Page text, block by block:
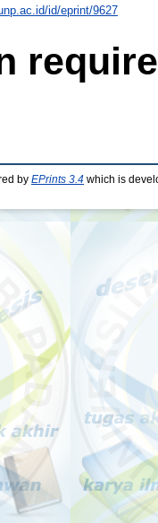
id/eprint/9627
by EPrints 3.4 which is